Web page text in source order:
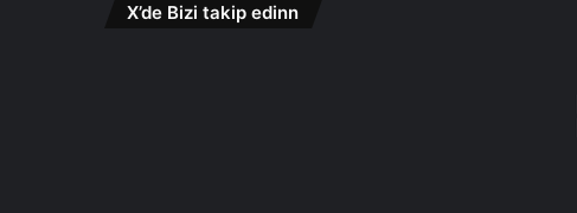
X’de Bizi takip edinn